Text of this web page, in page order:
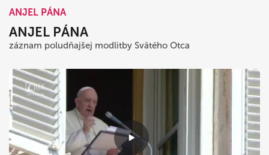
ANJEL PÁNA
ANJEL PÁNA
záznam poludňajšej modlitby Svätého Otca